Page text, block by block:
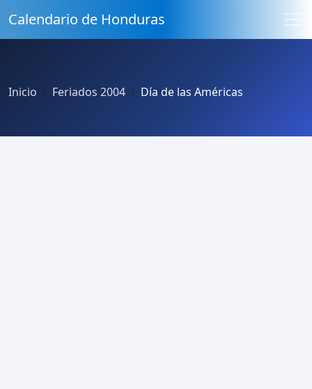
Calendario de Honduras
Inicio Feriados 2004 Día de las Américas